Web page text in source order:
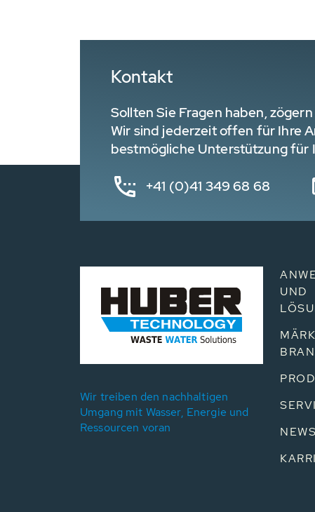
Kontakt
Sollten Sie Fragen haben,
Wir sind jederzeit offen für Ihre
bestmögliche Unterstützung für
+41 (0)41 349 68 68
Wir treiben den nachhaltigen
Umgang mit Wasser, Energie und
Ressourcen voran
UND
NEWS